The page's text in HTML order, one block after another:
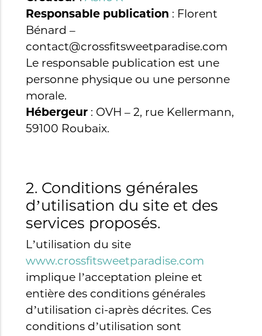
Responsable publication : Florent
Bénard –
contact@crossfitsweetparadise.com
Le responsable publication est une
personne physique ou une personne
morale.
Hébergeur : OVH – 2, rue Kellermann,
59100 Roubaix.
2. Conditions générales
d’utilisation du site et des
services proposés.
L’utilisation du site
www.crossfitsweetparadise.com
implique l’acceptation pleine et
entière des conditions générales
d’utilisation ci-après décrites. Ces
conditions d’utilisation sont